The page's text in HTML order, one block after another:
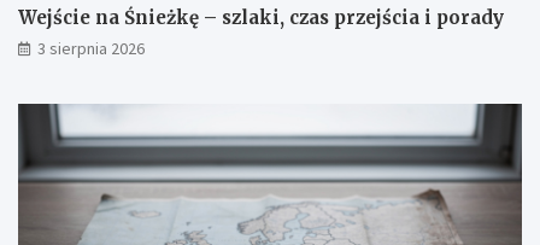
Wejście na Śnieżkę – szlaki, czas przejścia i porady
3 sierpnia 2026